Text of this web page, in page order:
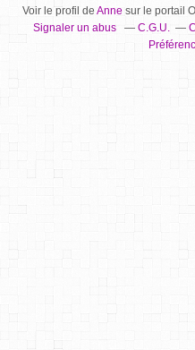
Voir le profil de Annesur le portail
Signaler un abus
C.G.U.